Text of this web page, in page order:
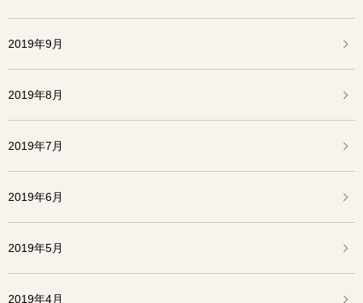
2019年9月
2019年8月
2019年7月
2019年6月
2019年5月
2019年4月